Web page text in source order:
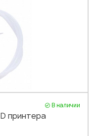
В наличии
принтера